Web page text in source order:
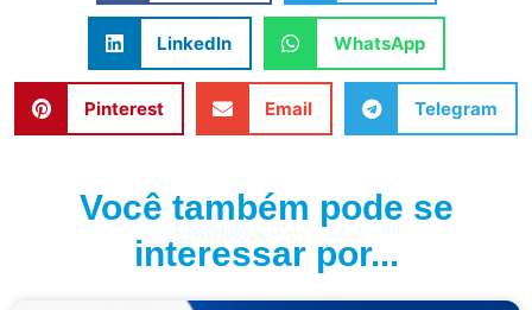
LinkedIn WhatsApp
Pinterest Email Telegram
Você também pode se
interessar por...